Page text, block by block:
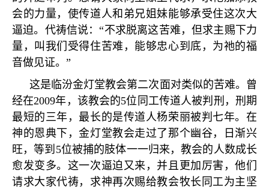
会的力量，使传道人和弟兄姐妹能够承受住这次大
逼迫。代祷信说：“不求脱离这苦难，但求主赐下力
量，叫我们受得住苦难，能够忠心到底，为祂的福
音做见证。 ”
这是临汾金灯堂教会第二次面对类似的苦难。曾
经在2009年，该教会的5位同工传道人被判刑，刑期
最短的三年，最长的是传道人杨荣丽被判七年。在
神的恩典下，金灯堂教会走过了那个幽谷，日渐兴
旺，等到 5位被捕的肢体一一归来，教会的人数成长
愈发变多。这一次逼迫又来，并且更加厉害，他们
请求大家代祷，求神再次赐给教会牧长同工为主坚